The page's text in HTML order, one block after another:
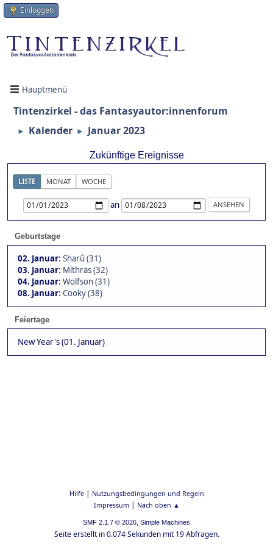
Einloggen
Hauptmenü
Tintenzirkel - das Fantasyautor:innenforum
► Kalender ► Januar 2023
Zukünftige Ereignisse
LISTE MONAT WOCHE
an
Geburtstage
02. Januar: Sharû (31)
03. Januar: Mithras (32)
04. Januar: Wolfson (31)
08. Januar: Cooky (38)
Feiertage
New Year's (01. Januar)
Hilfe| Nutzungsbedingungen und Regeln
Impressum| Nach oben ▲
SMF 2.1.7 © 2026, Simple Machines
Seite erstellt in 0.074 Sekunden mit 19 Abfragen.